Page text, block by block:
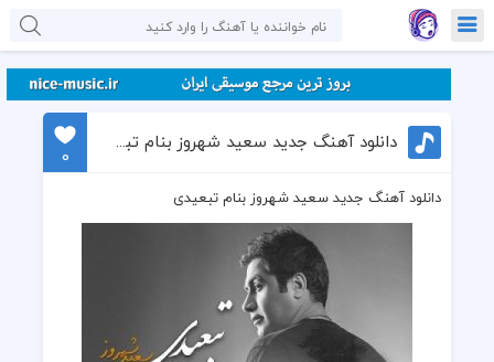
دانلود آهنگ جدید سعید شهروز بنام تبعیدی
0
دانلود آهنگ جدید سعید شهروز بنام تبعیدی